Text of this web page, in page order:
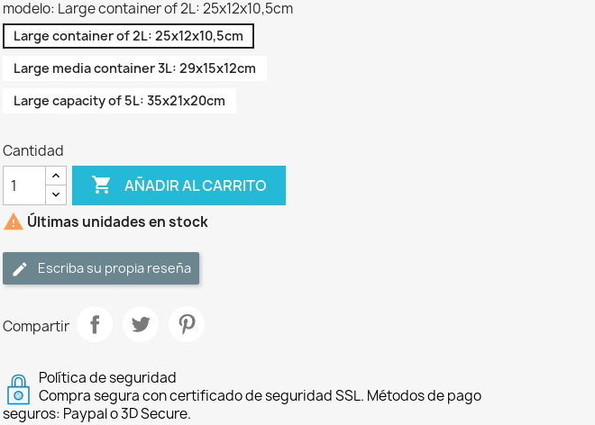
modelo: Large container of 2L: 25x12x10,5cm
Large container of 2L: 25x12x10,5cm
Large media container 3L: 29x15x12cm
Large capacity of 5L: 35x21x20cm
Cantidad
 AÑADIR AL CARRITO
 Últimas unidades en stock
Escriba su propia reseña
Compartir
Política de seguridad
Compra segura con certificado de seguridad SSL. Métodos de pago
seguros: Paypal o 3D Secure.